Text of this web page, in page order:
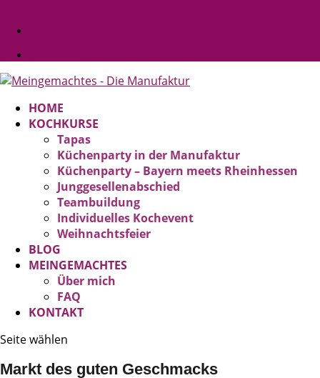
HOME
KOCHKURSE
Tapas
Küchenparty in der Manufaktur
Küchenparty – Bayern meets Rheinhessen
Junggesellenabschied
Teambuildung
Individuelles Kochevent
Weihnachtsfeier
BLOG
MEINGEMACHTES
Über mich
FAQ
KONTAKT
Seite wählen
Markt des guten Geschmacks